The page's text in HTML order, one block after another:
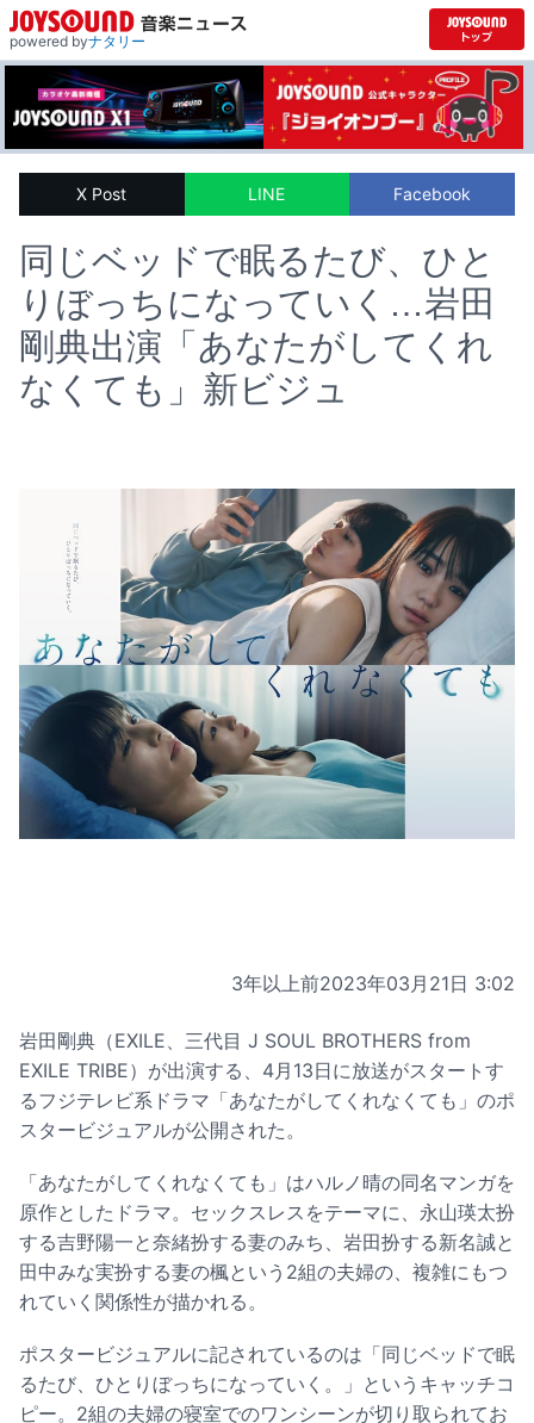
powered byナタリー
X Post LINE Facebook
同じベッドで眠るたび、ひと
りぼっちになっていく…岩田
剛典出演「あなたがしてくれ
なくても」新ビジュ
3年以上前2023年03月21日 3:02
岩田剛典（EXILE、三代目 J SOUL BROTHERS from
EXILE TRIBE）が出演する、4月13日に放送がスタートす
るフジテレビ系ドラマ「あなたがしてくれなくても」のポ
スタービジュアルが公開された。
「あなたがしてくれなくても」はハルノ晴の同名マンガを
原作としたドラマ。セックスレスをテーマに、永山瑛太扮
する吉野陽一と奈緒扮する妻のみち、岩田扮する新名誠と
田中みな実扮する妻の楓という2組の夫婦の、複雑にもつ
れていく関係性が描かれる。
ポスタービジュアルに記されているのは「同じベッドで眠
るたび、ひとりぼっちになっていく。」というキャッチコ
ピー。2組の夫婦の寝室でのワンシーンが切り取られてお